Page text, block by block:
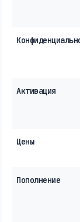
Активация
Цены
Пополнение